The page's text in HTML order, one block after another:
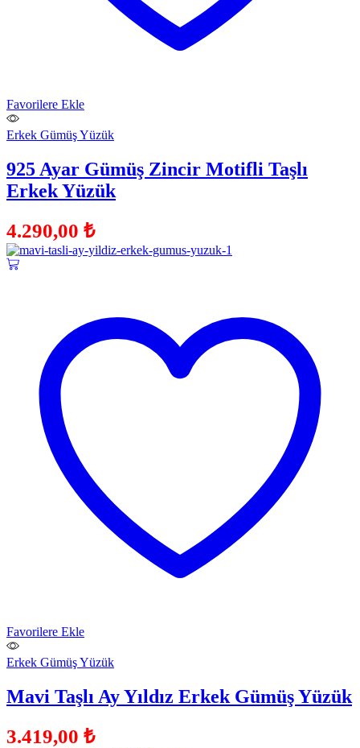
Favorilere Ekle
Erkek Gümüş Yüzük
925 Ayar Gümüş Zincir Motifli Taşlı
Erkek Yüzük
4.290,00 ₺
Favorilere Ekle
Erkek Gümüş Yüzük
Mavi Taşlı Ay Yıldız Erkek Gümüş Yüzük
3.419,00 ₺